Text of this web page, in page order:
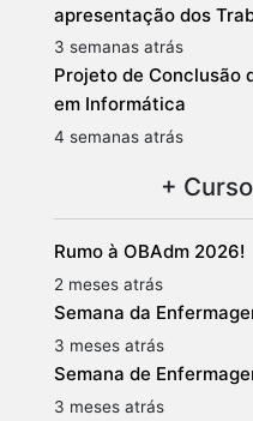
apresentação dos
3 semanas atrás
Projeto de Conclusão
em Informática
4 semanas atrás
+
Rumo à OBAdm 2026!
2 meses atrás
Semana da
3 meses atrás
Semana de
3 meses atrás